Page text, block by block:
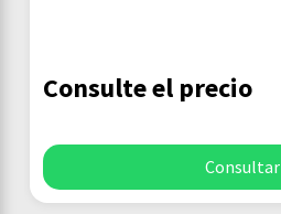
Consulte el precio
Consultar